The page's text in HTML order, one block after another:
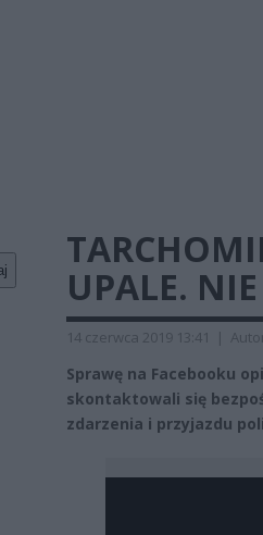
UPALE. NIE
14 czerwca 2019 13:41 | Autor:
Sprawę na Facebooku
skontaktowali się
zdarzenia i przyjazdu